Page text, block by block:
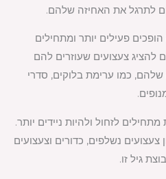
לתרגל את האחיזה שלהם.
הופכים פעילים יותר ומתחילים
להציג צעצועים שעוזרים להם
כמו ערימת בלוקים, סדרי
מתחילים לזחול ולהיות ניידים יותר.
צעצועים נשלפים, כדורים וצעצועים
גיל זו.